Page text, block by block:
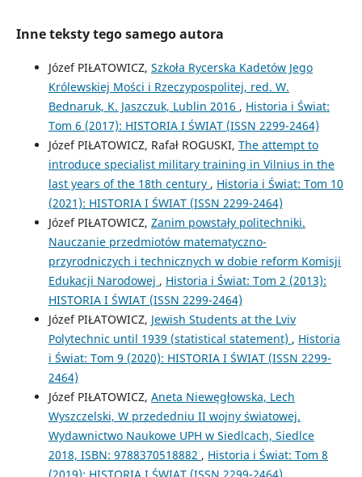
Inne teksty tego samego autora
Józef PIŁATOWICZ, Szkoła Rycerska Kadetów Jego
Królewskiej Mości i Rzeczypospolitej, red. W.
Bednaruk, K. Jaszczuk, Lublin 2016 , Historia i Świat:
Tom 6 (2017): HISTORIA I ŚWIAT (ISSN 2299-2464)
Józef PIŁATOWICZ, Rafał ROGUSKI, The attempt to
introduce specialist military training in Vilnius in the
last years of the 18th century , Historia i Świat: Tom 10
(2021): HISTORIA I ŚWIAT (ISSN 2299-2464)
Józef PIŁATOWICZ, Zanim powstały politechniki.
Nauczanie przedmiotów matematyczno-
przyrodniczych i technicznych w dobie reform Komisji
Edukacji Narodowej , Historia i Świat: Tom 2 (2013):
HISTORIA I ŚWIAT (ISSN 2299-2464)
Józef PIŁATOWICZ, Jewish Students at the Lviv
Polytechnic until 1939 (statistical statement) , Historia
i Świat: Tom 9 (2020): HISTORIA I ŚWIAT (ISSN 2299-
2464)
Józef PIŁATOWICZ, Aneta Niewęgłowska, Lech
Wyszczelski, W przededniu II wojny światowej.
Wydawnictwo Naukowe UPH w Siedlcach, Siedlce
2018, ISBN: 9788370518882 , Historia i Świat: Tom 8